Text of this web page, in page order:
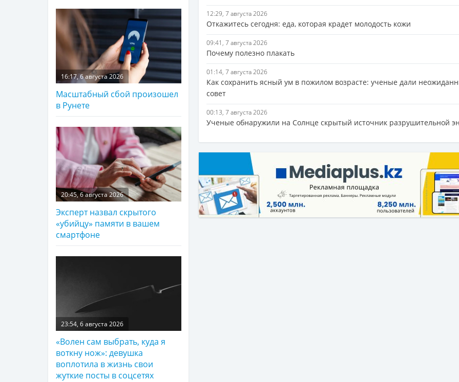
12:29, 7 августа 2026
Откажитесь сегодня: еда, которая крадет молодость кожи
09:41, 7 августа 2026
Почему полезно плакать
01:14, 7 августа 2026
Как сохранить ясный ум в пожилом возрасте: ученые дали
совет
00:13, 7 августа 2026
Ученые обнаружили на Солнце скрытый источник разрушительной
16:17, 6 августа 2026
Масштабный сбой произошел
в Рунете
20:45, 6 августа 2026
Эксперт назвал скрытого
«убийцу» памяти в вашем
смартфоне
23:54, 6 августа 2026
«Волен сам выбрать, куда я
воткну нож»: девушка
воплотила в жизнь свои
жуткие посты в соцсетях